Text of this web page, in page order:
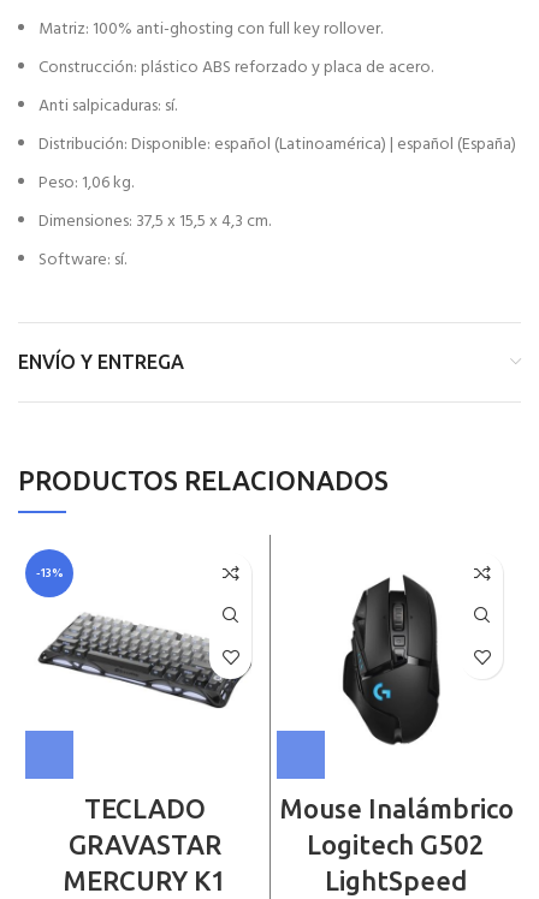
Matriz: 100% anti-ghosting con full key rollover.
Construcción: plástico ABS reforzado y placa de acero.
Anti salpicaduras: sí.
Distribución: Disponible: español (Latinoamérica) | español (España)
Peso: 1,06 kg.
Dimensiones: 37,5 x 15,5 x 4,3 cm.
Software: sí.
ENVÍO Y ENTREGA
PRODUCTOS RELACIONADOS
-13%
TECLADO
GRAVASTAR
MERCURY K1
Mouse Inalámbrico
Logitech G502
LightSpeed